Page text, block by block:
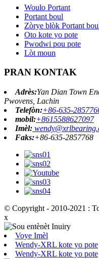
Woulo Portant
Portant boul
Zòrye blòk Portant
Oto kote yo pote
Pwodwi pou pote
Lòt moun
PRAN KONTAK
Adrès:Yan Dian Town
Pwovens, Lachin
Telefòn:+86-635-
mobil:+8615588627097
Imèl:
Faks:+86-635-2857768
© Copyright - 2010-2021 :
x
Voye Imèl
Wendy-XRL kote yo pote
Wendy-XRL kote yo pote